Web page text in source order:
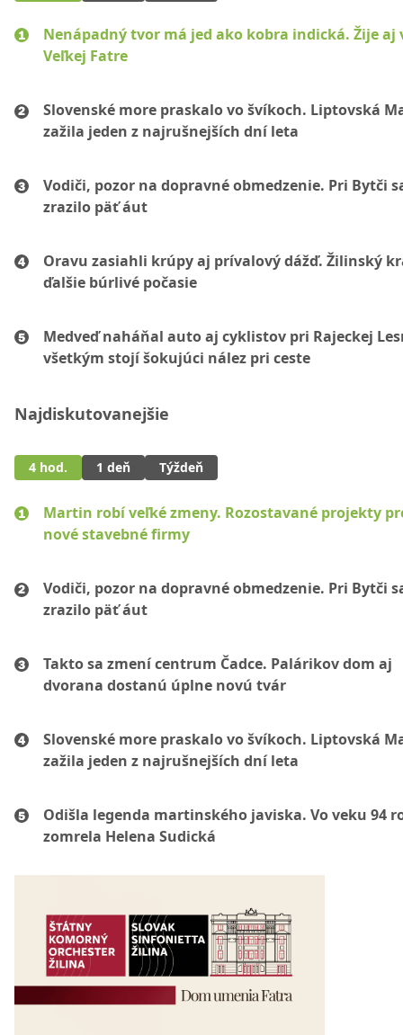
Nenápadný tvor má jed ako kobra indická. Žije aj
Veľkej Fatre
Slovenské more praskalo vo švíkoch. Liptovská
zažila jeden z najrušnejších dní leta
Vodiči, pozor na dopravné obmedzenie. Pri Bytči
zrazilo päť áut
Oravu zasiahli krúpy aj prívalový dážď. Žilinský
ďalšie búrlivé počasie
Medveď naháňal auto aj cyklistov pri Rajeckej
všetkým stojí šokujúci nález pri ceste
Najdiskutovanejšie
4 hod. 1 deň Týždeň
Martin robí veľké zmeny. Rozostavané projekty
nové stavebné firmy
Vodiči, pozor na dopravné obmedzenie. Pri Bytči
zrazilo päť áut
Takto sa zmení centrum Čadce. Palárikov dom aj
dvorana dostanú úplne novú tvár
Slovenské more praskalo vo švíkoch. Liptovská
zažila jeden z najrušnejších dní leta
Odišla legenda martinského javiska. Vo veku 94
zomrela Helena Sudická